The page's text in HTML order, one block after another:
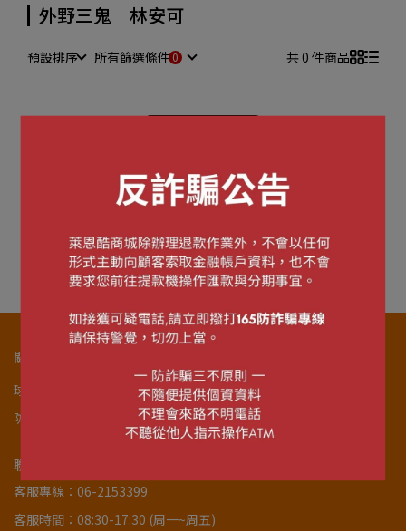
外野三鬼｜林安可
預設排序 所有篩選條件 共 0 件商品
很抱歉，無商品符合篩選條件
請重新輸入篩選
關於我們
球隊官網 服務條款 購物說明 退貨政策
防詐騙宣導
聯絡我們
聯絡資訊
客服專線：06-2153399
客服時間：08:30-17:30 (周一~周五)